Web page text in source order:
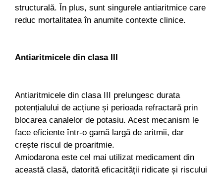
structurală. În plus, sunt singurele antiaritmice care
reduc mortalitatea în anumite contexte clinice.
Antiaritmicele din clasa III
Antiaritmicele din clasa III prelungesc durata
potențialului de acțiune și perioada refractară prin
blocarea canalelor de potasiu. Acest mecanism le
face eficiente într-o gamă largă de aritmii, dar
crește riscul de proaritmie.
Amiodarona este cel mai utilizat medicament din
această clasă, datorită eficacității ridicate și riscului